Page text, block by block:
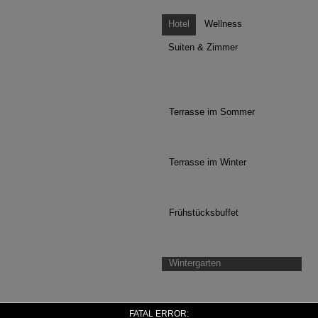
FATAL ERROR:
Hotel Wellness
Suiten & Zimmer
Terrasse im Sommer
Terrasse im Winter
Frühstücksbuffet
Wintergarten
Speisesaal